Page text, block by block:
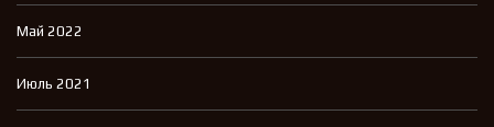
Май 2022
Июль 2021